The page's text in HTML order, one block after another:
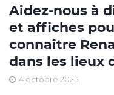
Aidez-nous à
et affiches
connaître
dans les lieux
4 octobre 2025